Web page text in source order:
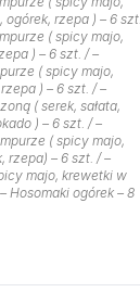
rzepa ) – 6 szt.
( spicy majo,
) – 6 szt. / –
( spicy majo,
) – 6 szt. / –
( serek, sałata,
) – 6 szt. / –
( spicy majo,
rzepa) – 6 szt. / –
majo, krewetki w
Hosomaki ogórek – 8